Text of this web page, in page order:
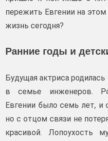
пережить Евгении на
жизнь сегодня?
Ранние годы и
Будущая актриса
в семье инженеров.
Евгении было семь лет, и
но с отцом связи не
красивой. Лопоухость